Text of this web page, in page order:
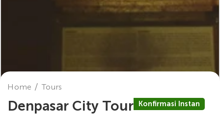
Home Tours
Denpasar City Tour Konfirmasi Instan